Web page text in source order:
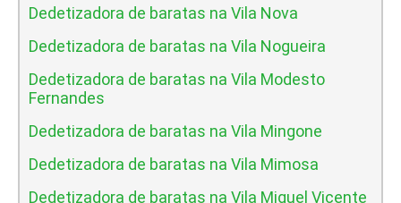
Dedetizadora de baratas na Vila Nova
Dedetizadora de baratas na Vila Nogueira
Dedetizadora de baratas na Vila Modesto
Fernandes
Dedetizadora de baratas na Vila Mingone
Dedetizadora de baratas na Vila Mimosa
Dedetizadora de baratas na Vila Miguel Vicente